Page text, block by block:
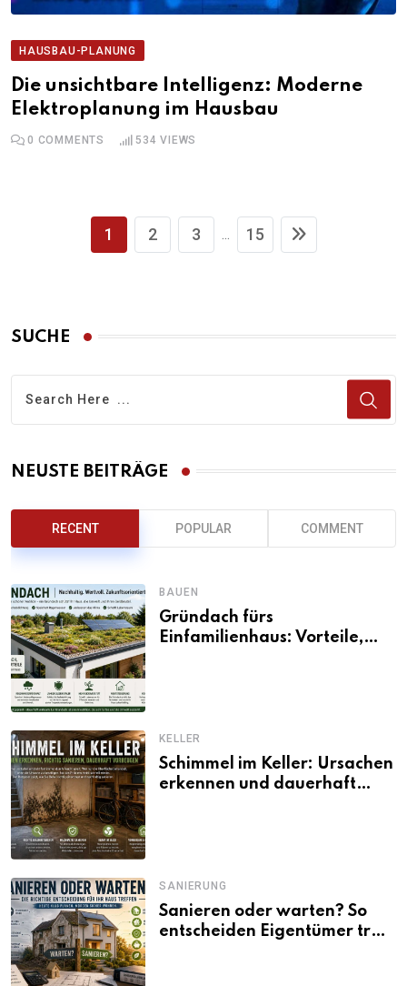
HAUSBAU-PLANUNG
Die unsichtbare Intelligenz: Moderne
Elektroplanung im Hausbau
0 COMMENTS 534 VIEWS
1 2 3 ... 15
SUCHE
NEUSTE BEITRÄGE
RECENT POPULAR COMMENT
BAUEN
Gründach fürs
Einfamilienhaus: Vorteile,
KELLER
Schimmel im Keller: Ursachen
erkennen und dauerhaft
SANIERUNG
Sanieren oder warten? So
entscheiden Eigentümer trotz